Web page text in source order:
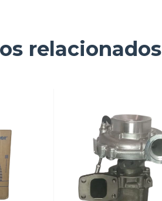
relacionados